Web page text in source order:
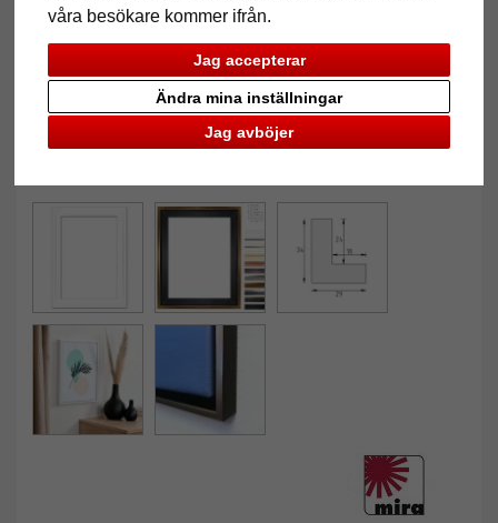
våra besökare kommer ifrån.
Jag accepterar
Jag avböjer
Ändra mina inställningar